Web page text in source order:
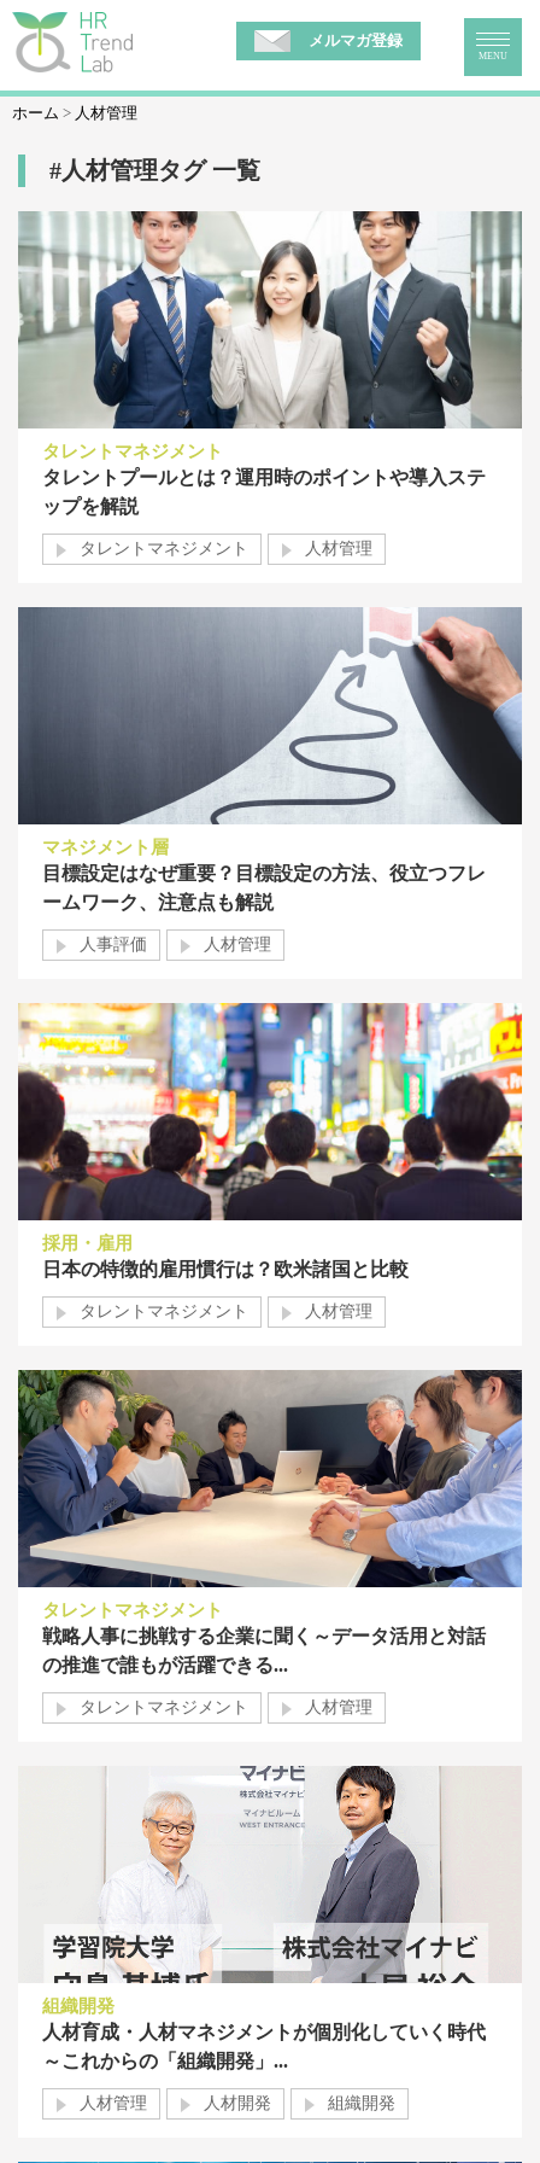
メルマガ登録
MENU
ホーム 人材管理
#人材管理タグ 一覧
タレントマネジメント
タレントプールとは？運用時のポイントや導入ステ
ップを解説
タレントマネジメント 人材管理
マネジメント層
目標設定はなぜ重要？目標設定の方法、役立つフレ
ームワーク、注意点も解説
人事評価 人材管理
採用・雇用
日本の特徴的雇用慣行は？欧米諸国と比較
タレントマネジメント 人材管理
タレントマネジメント
戦略人事に挑戦する企業に聞く～データ活用と対話
の推進で誰もが活躍できる...
タレントマネジメント 人材管理
組織開発
人材育成・人材マネジメントが個別化していく時代
～これからの「組織開発」...
人材管理 人材開発 組織開発